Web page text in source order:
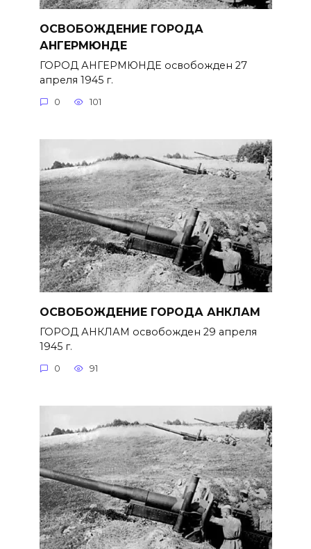
ОСВОБОЖДЕНИЕ ГОРОДА
АНГЕРМЮНДЕ
ГОРОД АНГЕРМЮНДЕ освобожден 27
апреля 1945 г.
0 101
ОСВОБОЖДЕНИЕ ГОРОДА АНКЛАМ
ГОРОД АНКЛАМ освобожден 29 апреля
1945 г.
0 91